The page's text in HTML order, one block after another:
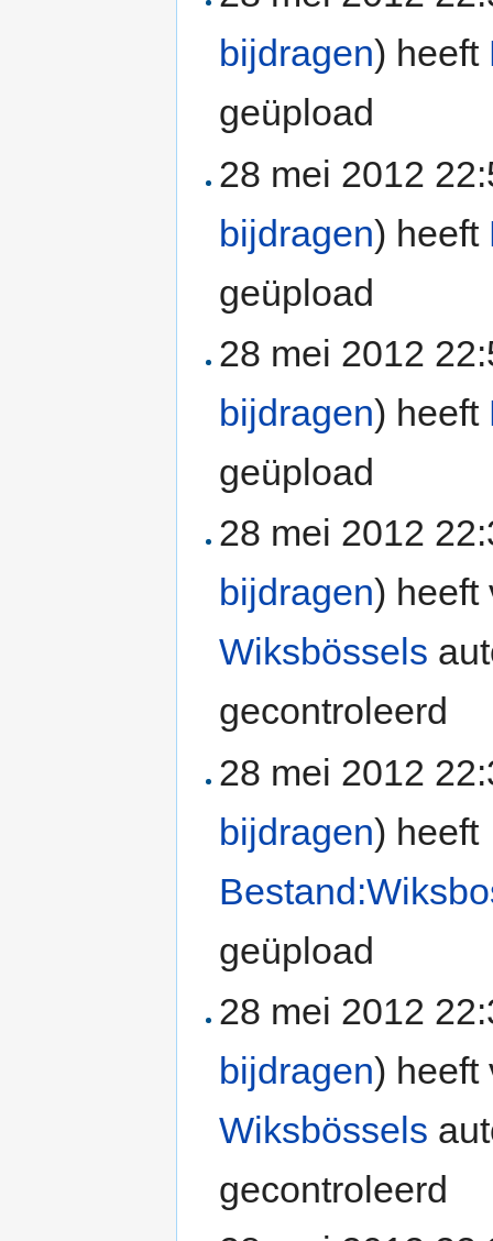
bijdragen) heeft
geüpload
28 mei 2012
bijdragen) heeft
geüpload
28 mei 2012
bijdragen) heeft
geüpload
28 mei 2012
bijdragen)
Wiksbössels
gecontroleerd
28 mei 2012
bijdragen) heeft
geüpload
28 mei 2012
bijdragen)
Wiksbössels
gecontroleerd